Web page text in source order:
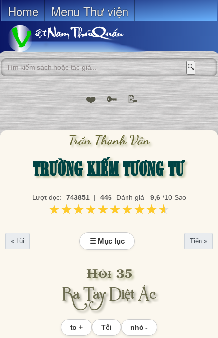
Home Menu Thư viện
🔍
❤️ 🔑 📝
Trần Thanh Vân
TRƯỜNG KIẾM TƯƠNG TƯ
Lượt đọc: 743851 | 446 Đánh giá: 9,6 /10 Sao
★★★★★★★★★★
★★★★★★★★★★
« Lùi ☰ Mục lục Tiến »
Hồi 35
Ra Tay Diệt Ác
to + Tối nhỏ -